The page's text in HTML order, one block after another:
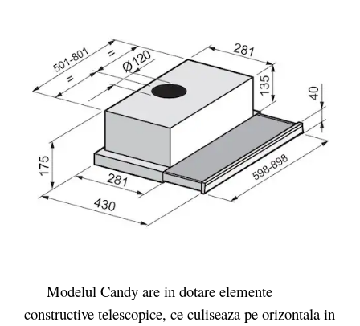
Modelul Candy are in dotare elemente
constructive telescopice, ce culiseaza pe orizontala in